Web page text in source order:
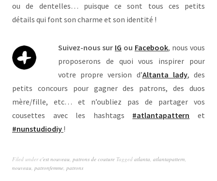
ou de dentelles… puisque ce sont tous ces petits
détails qui font son charme et son identité !
Suivez-nous sur IG ou Facebook, nous vous
proposerons de quoi vous inspirer pour
votre propre version d’Altanta lady, des
petits concours pour gagner des patrons, des duos
mère/fille, etc… et n’oubliez pas de partager vos
cousettes avec les hashtags #atlantapattern et
#nunstudiodiy !
Filed underc'est nouveau, patrons de couture Tagged atlanta, atlantapattern,
nouveau, patronfemme, patrons